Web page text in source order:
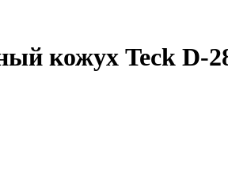
кожух Teck D-